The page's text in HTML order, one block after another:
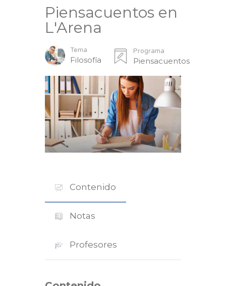
Piensacuentos en
L'Arena
Tema
Filosofía
Programa
Piensacuentos
Contenido
Notas
Profesores